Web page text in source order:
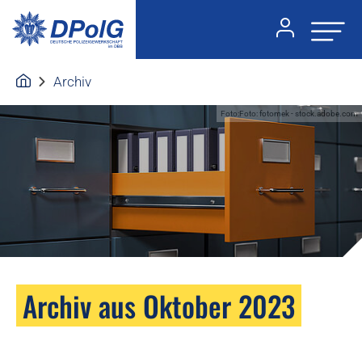
Archiv
Foto:Foto: fotomek - stock.adobe.com
Archiv aus Oktober 2023